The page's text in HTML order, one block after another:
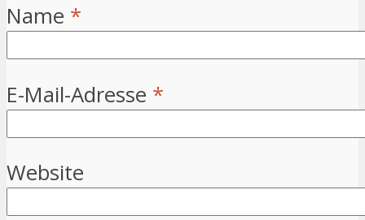
Name *
E-Mail-Adresse *
Website